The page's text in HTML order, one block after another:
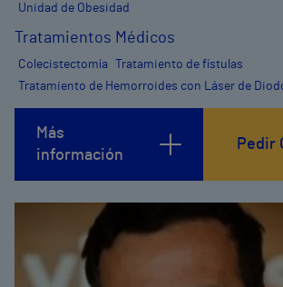
Unidad de Obesidad
Tratamientos Médicos
Colecistectomía
Tratamiento de fístulas
Tratamiento de Hemorroides con Láser de
Más
información
Pedir